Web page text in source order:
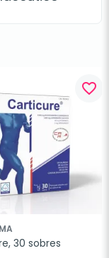
favorite_border
30 sobres